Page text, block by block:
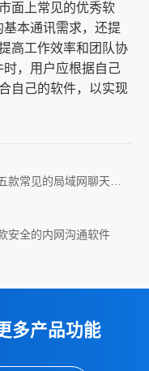
面上常见的优秀软
本通讯需求，还提
高工作效率和团队协
，用户应根据自己
自己的软件，以实现
款常见的局域网聊天工
安全的内网沟通软件
多产品功能